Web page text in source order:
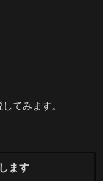
てみます。
ます